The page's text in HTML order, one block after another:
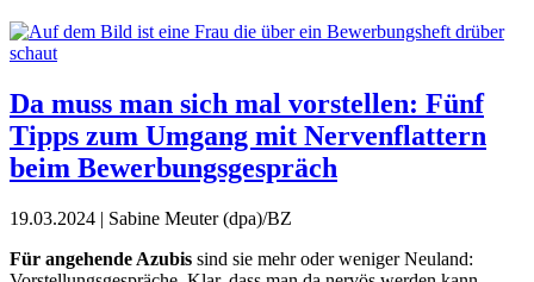
Da muss man sich mal vorstellen: Fünf
Tipps zum Umgang mit Nervenflattern
beim Bewerbungsgespräch
19.03.2024 | Sabine Meuter (dpa)/BZ
Für angehende Azubis sind sie mehr oder weniger Neuland: